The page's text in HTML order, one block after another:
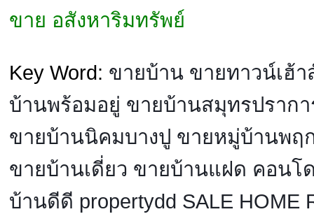
ขาย อสังหาริมทรัพย์
Key Word: ขายบ้าน ขายทาวน์เฮ้
บ้านพร้อมอยู่ ขายบ้านสมุทรปราก
ขายบ้านนิคมบางปู ขายหมู่บ้านพฤ
ขายบ้านเดี่ยว ขายบ้านแฝด คอนโ
บ้านดีดี propertydd SALE HOME